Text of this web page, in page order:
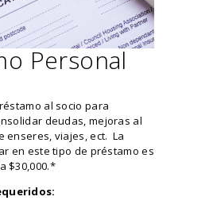
Personal
al socio para
deudas, mejoras al
enseres, viajes, ect. La
en este tipo de préstamo es
$30,000.*